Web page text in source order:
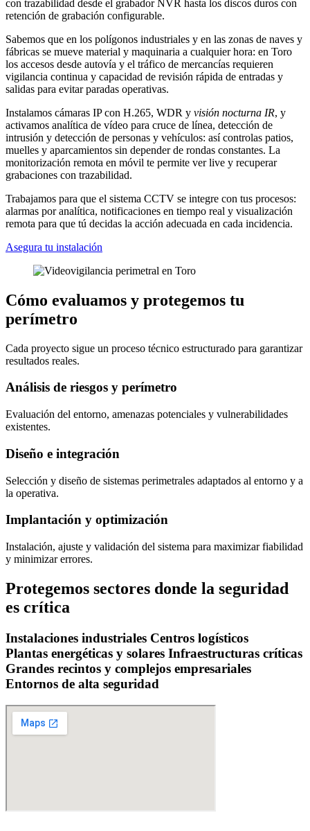
con trazabilidad desde el grabador NVR hasta los discos duros con
retención de grabación configurable.
Sabemos que en los polígonos industriales y en las zonas de naves y
fábricas se mueve material y maquinaria a cualquier hora: en Toro
los accesos desde autovía y el tráfico de mercancías requieren
vigilancia continua y capacidad de revisión rápida de entradas y
salidas para evitar paradas operativas.
Instalamos cámaras IP con H.265, WDR y visión nocturna IR, y
activamos analítica de vídeo para cruce de línea, detección de
intrusión y detección de personas y vehículos: así controlas patios,
muelles y aparcamientos sin depender de rondas constantes. La
monitorización remota en móvil te permite ver live y recuperar
grabaciones con trazabilidad.
Trabajamos para que el sistema CCTV se integre con tus procesos:
alarmas por analítica, notificaciones en tiempo real y visualización
remota para que tú decidas la acción adecuada en cada incidencia.
Asegura tu instalación
Cómo evaluamos y protegemos tu
perímetro
Cada proyecto sigue un proceso técnico estructurado para garantizar
resultados reales.
Análisis de riesgos y perímetro
Evaluación del entorno, amenazas potenciales y vulnerabilidades
existentes.
Diseño e integración
Selección y diseño de sistemas perimetrales adaptados al entorno y a
la operativa.
Implantación y optimización
Instalación, ajuste y validación del sistema para maximizar fiabilidad
y minimizar errores.
Protegemos sectores donde la seguridad
es crítica
Instalaciones industriales Centros logísticos
Plantas energéticas y solares Infraestructuras críticas
Grandes recintos y complejos empresariales
Entornos de alta seguridad